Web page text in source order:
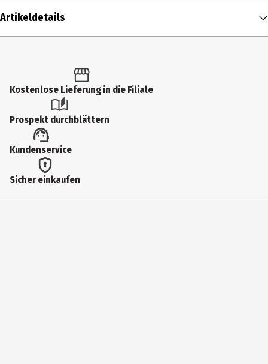
Artikeldetails
Produkttyp
Spezialfarben & -stifte
Artikelnummer des Herstellers
1903798
Lieferumfang
Kostenlose Lieferung in die Filiale
Prospekt durchblättern
Kundenservice
Sicher einkaufen